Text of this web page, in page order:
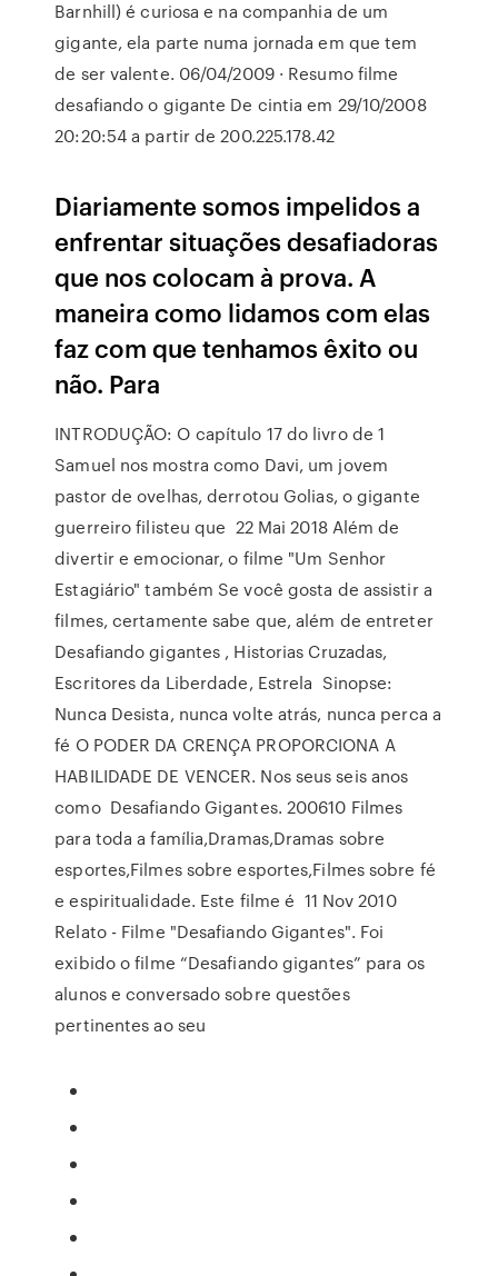
Barnhill) é curiosa e na companhia de um
gigante, ela parte numa jornada em que tem
de ser valente. 06/04/2009 · Resumo filme
desafiando o gigante De cintia em 29/10/2008
20:20:54 a partir de 200.225.178.42
Diariamente somos impelidos a
enfrentar situações desafiadoras
que nos colocam à prova. A
maneira como lidamos com elas
faz com que tenhamos êxito ou
não. Para
INTRODUÇÃO: O capítulo 17 do livro de 1
Samuel nos mostra como Davi, um jovem
pastor de ovelhas, derrotou Golias, o gigante
guerreiro filisteu que 22 Mai 2018 Além de
divertir e emocionar, o filme "Um Senhor
Estagiário" também Se você gosta de assistir a
filmes, certamente sabe que, além de entreter
Desafiando gigantes , Historias Cruzadas,
Escritores da Liberdade, Estrela Sinopse:
Nunca Desista, nunca volte atrás, nunca perca a
fé O PODER DA CRENÇA PROPORCIONA A
HABILIDADE DE VENCER. Nos seus seis anos
como Desafiando Gigantes. 200610 Filmes
para toda a família,Dramas,Dramas sobre
esportes,Filmes sobre esportes,Filmes sobre fé
e espiritualidade. Este filme é 11 Nov 2010
Relato - Filme "Desafiando Gigantes". Foi
exibido o filme “Desafiando gigantes” para os
alunos e conversado sobre questões
pertinentes ao seu